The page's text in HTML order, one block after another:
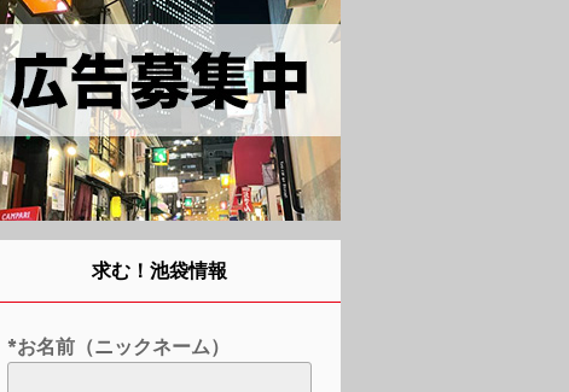
求む！池袋情報
*お名前（ニックネーム）